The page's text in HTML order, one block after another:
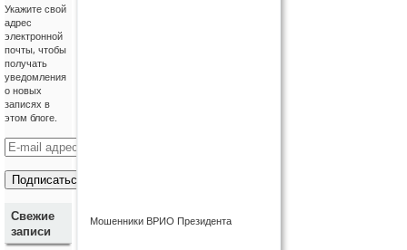
Укажите свой
адрес
электронной
почты, чтобы
получать
уведомления
о новых
записях в
этом блоге.
E
-
m
a
Свежие
записи
Мошенники ВРИО Президента